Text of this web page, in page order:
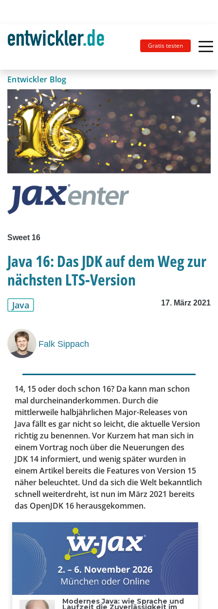
Gratis testen
Entwickler Blog
Sweet 16
Java 16: Das JDK auf dem Weg zur
nächsten LTS-Version
Java 17. März 2021
Falk Sippach
14, 15 oder doch schon 16? Da kann man schon
mal durcheinanderkommen. Durch die
mittlerweile halbjährlichen Major-Releases von
Java fällt es gar nicht so leicht, die aktuelle Version
richtig zu benennen. Vor Kurzem hat man sich in
einem Vortrag noch über die Neuerungen des
JDK 14 informiert, und wenig später wurden in
einem Artikel bereits die Features von Version 15
näher beleuchtet. Und da sich die Welt bekanntlich
schnell weiterdreht, ist nun im März 2021 bereits
das OpenJDK 16 herausgekommen.